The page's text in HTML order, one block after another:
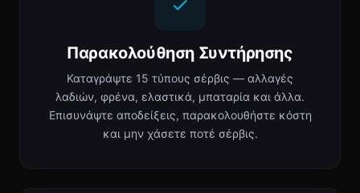
Παρακολούθηση Συντήρησης
Καταγράψτε 15 τύπους σέρβις — αλλαγές
λαδιών, φρένα, ελαστικά, μπαταρία και άλλα.
Επισυνάψτε αποδείξεις, παρακολουθήστε κόστη
και μην χάσετε ποτέ σέρβις.